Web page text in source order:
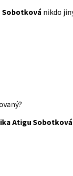
Sobotková nikdo
Atigu Sobotková